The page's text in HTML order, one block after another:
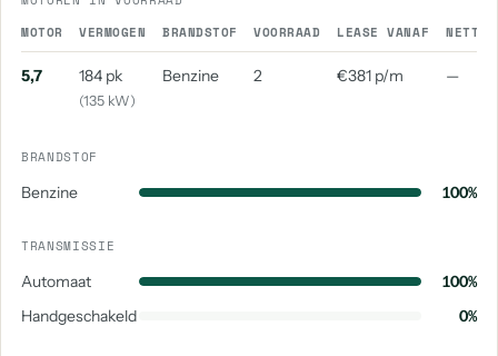
MOTOR
VERMOGEN BRANDSTOF VOORRAAD LEASE VANAF NETTO
5,7 184 pk
(135 kW)
Benzine 2 €381 p/m —
BRANDSTOF
Benzine 100%
TRANSMISSIE
Automaat
100%
Handgeschakeld
0%